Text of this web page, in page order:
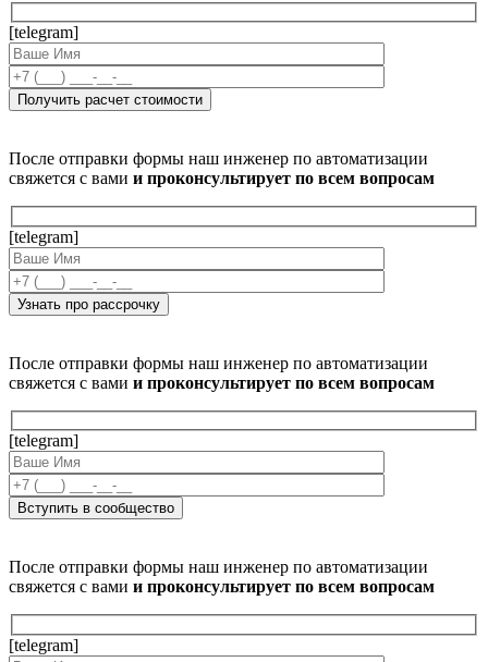
[telegram]
После отправки формы наш инженер по автоматизации
свяжется с вами и проконсультирует по всем вопросам
[telegram]
После отправки формы наш инженер по автоматизации
свяжется с вами и проконсультирует по всем вопросам
[telegram]
После отправки формы наш инженер по автоматизации
свяжется с вами и проконсультирует по всем вопросам
[telegram]